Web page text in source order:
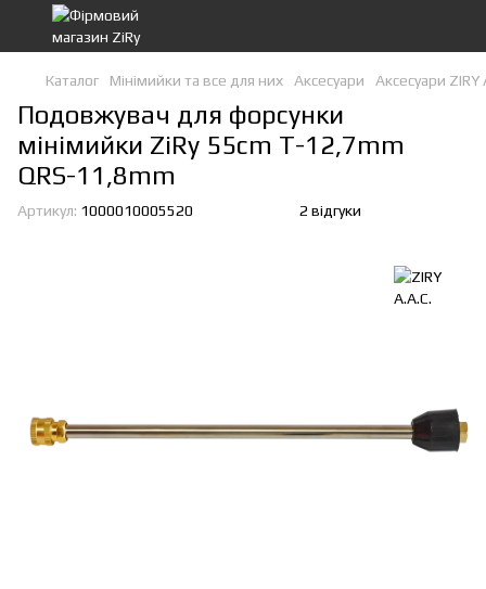
Каталог Мінімийки та все для них Аксесуари Аксесуари ZIRY
Подовжувач для форсунки
мінімийки ZiRy 55cm T-12,7mm
QRS-11,8mm
Артикул: 1000010005520 2 відгуки